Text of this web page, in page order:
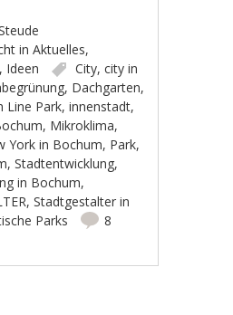
inAktuelles,
, Ideen City,city in
, Dachgarten,
Line Park,innenstadt,
, Mikroklima,
York in Bochum, Park,
,Stadtentwicklung,
in Bochum,
,Stadtgestalter in
Parks
8